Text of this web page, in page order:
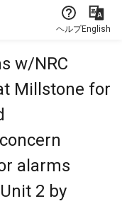
ヘルプEnglish
w/NRC
Millstone for
alarms
2 by